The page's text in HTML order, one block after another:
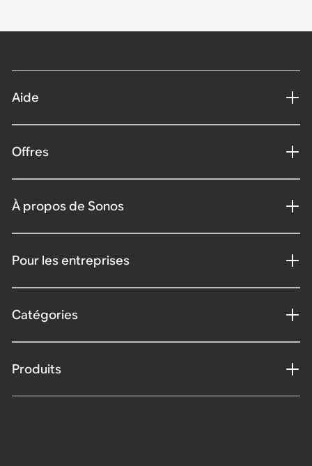
Aide
Offres
À propos de Sonos
Pour les entreprises
Catégories
Produits